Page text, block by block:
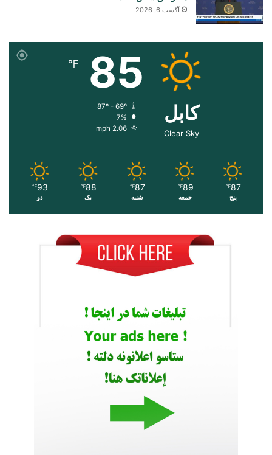
آگست 6, 2026
کابل
Clear Sky
85
℉
7%
2.06 mph
87
℉
پنج
89
℉
جمعه
87
℉
شنبه
88
℉
یک
93
℉
دو